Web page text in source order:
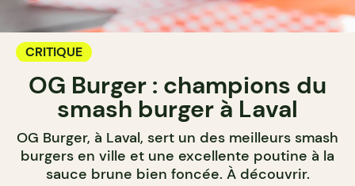
CRITIQUE
OG Burger : champions du
smash burger à Laval
OG Burger, à Laval, sert un des meilleurs smash
burgers en ville et une excellente poutine à la
sauce brune bien foncée. À découvrir.